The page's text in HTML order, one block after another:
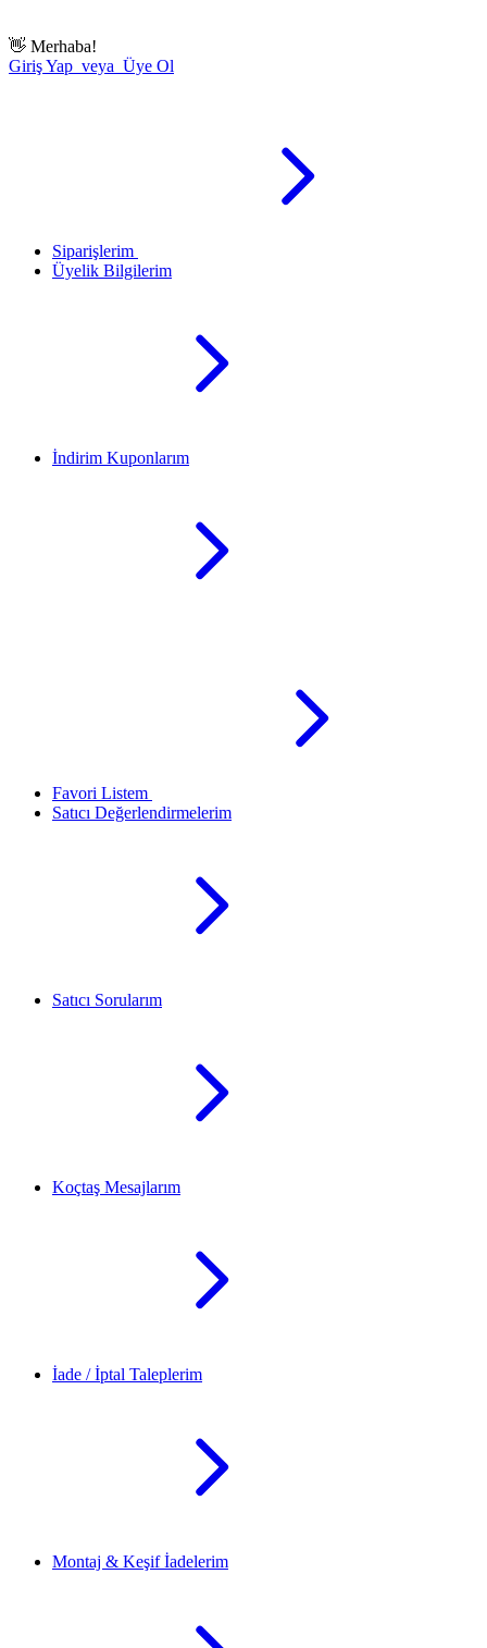
👋 Merhaba!
Giriş Yap veya Üye Ol
Siparişlerim
Üyelik Bilgilerim
İndirim Kuponlarım
Favori Listem
Satıcı Değerlendirmelerim
Satıcı Sorularım
Koçtaş Mesajlarım
İade / İptal Taleplerim
Montaj & Keşif İadelerim